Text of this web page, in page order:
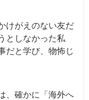
けがえのない友だ
としなかった私
だと学び、物怖じ
、確かに「海外へ